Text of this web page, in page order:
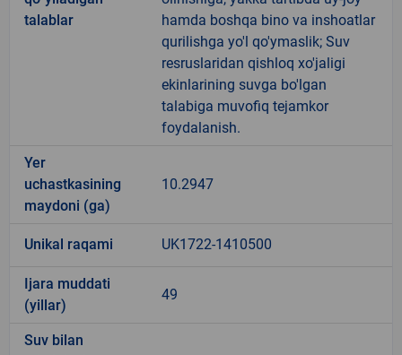
talablar
hamda boshqa bino va inshoatlar
qurilishga yo'l qo'ymaslik; Suv
resruslaridan qishloq xo'jaligi
ekinlarining suvga bo'lgan
talabiga muvofiq tejamkor
foydalanish.
Yer
uchastkasining
maydoni (ga)
10.2947
Unikal raqami UK1722-1410500
Ijara muddati
(yillar)
49
Suv bilan